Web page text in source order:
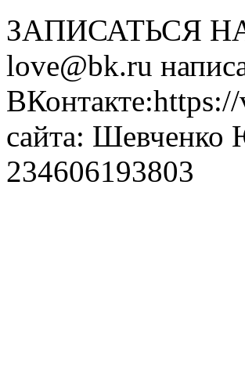
ЗАПИСАТЬСЯ
love@bk.ru
сайта:
234606193803